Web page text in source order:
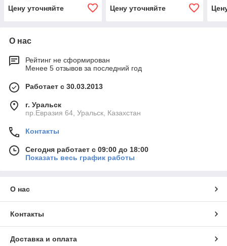
Цену уточняйте Цену уточняйте
О нас
Рейтинг не сформирован
Менее 5 отзывов за последний год
Работает с 30.03.2013
г. Уральск
пр.Евразия 64, Уральск, Казахстан
Контакты
Сегодня работает с 09:00 до 18:00
Показать весь график работы
О нас
Контакты
Доставка и оплата